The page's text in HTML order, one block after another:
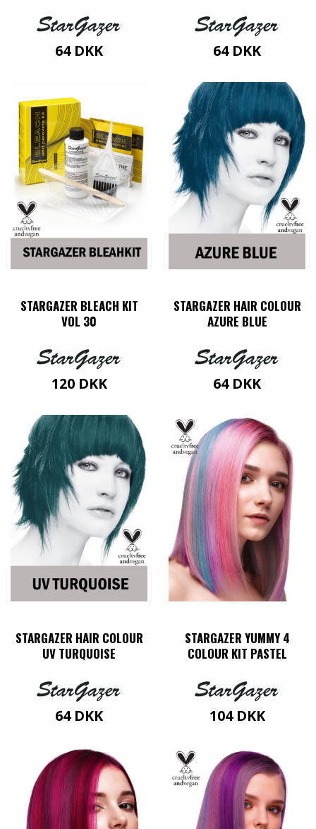
64 DKK 64 DKK
STARGAZER BLEACH KIT
VOL 30
120 DKK
STARGAZER HAIR COLOUR
AZURE BLUE
64 DKK
STARGAZER HAIR COLOUR
UV TURQUOISE
64 DKK
STARGAZER YUMMY 4
COLOUR KIT PASTEL
104 DKK